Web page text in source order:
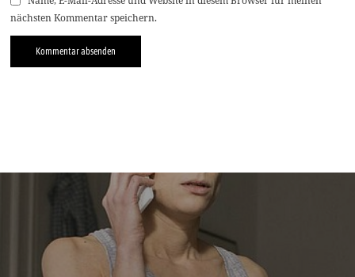
nächsten Kommentar speichern.